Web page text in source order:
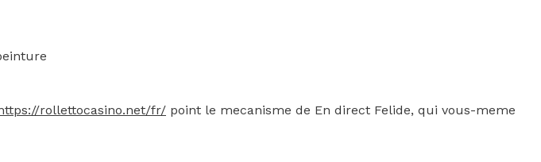
rollettocasino.net/fr/ point le mecanisme de En direct Felide, qui vous-meme